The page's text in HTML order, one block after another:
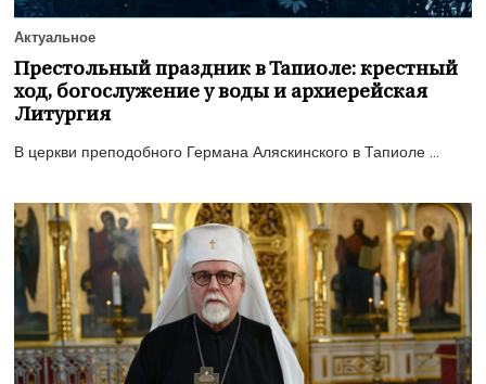
Актуальное
Престольный праздник в Тапиоле: крестный
ход, богослужение у воды и архиерейская
Литургия
В церкви преподобного Германа Аляскинского в Тапиоле ...